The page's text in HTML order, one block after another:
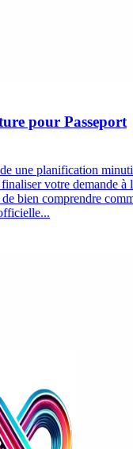
pour Passeport
une planification
votre demande à
bien comprendre